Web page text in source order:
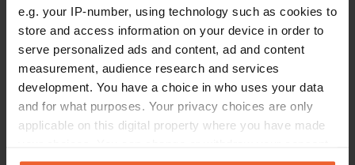
e.g. your IP-number, using technology such as cookies to
store and access information on your device in order to
serve personalized ads and content, ad and content
measurement, audience research and services
development. You have a choice in who uses your data
and for what purposes. Your privacy choices are only
applicable on this digital property where you have made
Contact
Emplacement
D3
Copie